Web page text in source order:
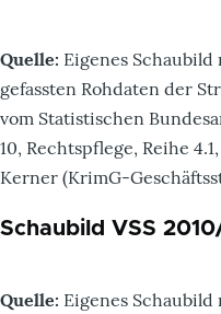
Quelle: Eigenes Schaubild
gefassten Rohdaten der
vom Statistischen
10, Rechtspflege, Reihe
Kerner (KrimG-
Schaubild VSS
Quelle: Eigenes Schaubild